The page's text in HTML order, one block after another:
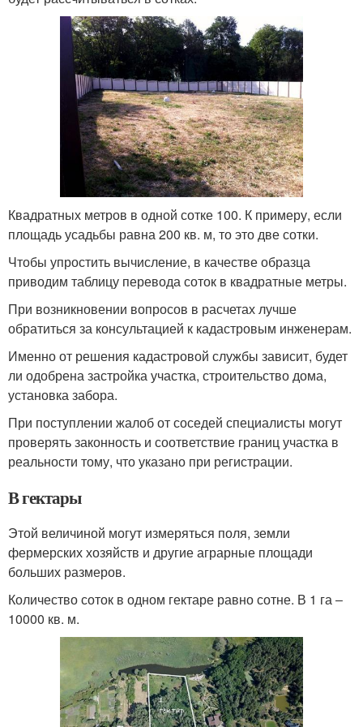
Квадратных метров в одной сотке 100. К примеру, если
площадь усадьбы равна 200 кв. м, то это две сотки.
Чтобы упростить вычисление, в качестве образца
приводим таблицу перевода соток в квадратные метры.
При возникновении вопросов в расчетах лучше
обратиться за консультацией к кадастровым инженерам.
Именно от решения кадастровой службы зависит, будет
ли одобрена застройка участка, строительство дома,
установка забора.
При поступлении жалоб от соседей специалисты могут
проверять законность и соответствие границ участка в
реальности тому, что указано при регистрации.
В гектары
Этой величиной могут измеряться поля, земли
фермерских хозяйств и другие аграрные площади
больших размеров.
Количество соток в одном гектаре равно сотне. В 1 га ‒
10000 кв. м.